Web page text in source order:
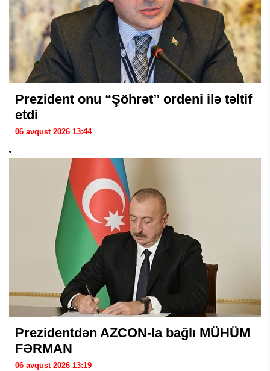
Prezident onu “Şöhrət” ordeni ilə təltif
etdi
06 avqust 2026 13:44
Prezidentdən AZCON-la bağlı MÜHÜM
FƏRMAN
06 avqust 2026 13:19